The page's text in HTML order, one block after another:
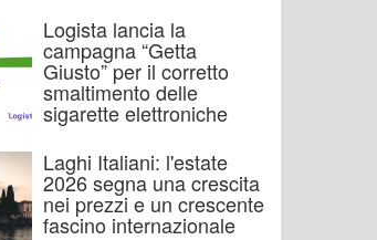
Logista lancia la
campagna “Getta
Giusto” per il corretto
smaltimento delle
sigarette elettroniche
Laghi Italiani: l'estate
2026 segna una crescita
nei prezzi e un crescente
fascino internazionale